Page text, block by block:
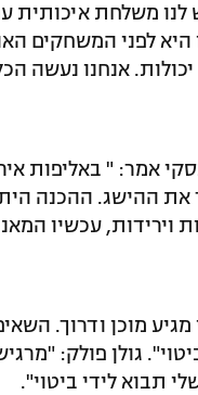
לנו משלחת איכותית
היא לפני המשחקים
אנחנו נעשה
ההישג. ההכנה
וירידות, עכשיו
מגיע מוכן ודרוך.
גולן פולק:
תבוא לידי ביטוי".